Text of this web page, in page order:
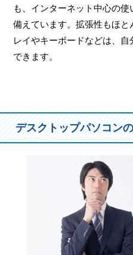
も、インターネット中心の
備えています。拡張性もほ
レイやキーボードなどは、
できます。
デスクトップパソコン